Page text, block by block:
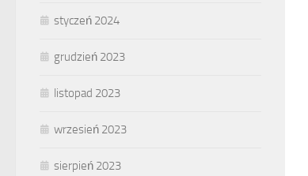
styczeń 2024
grudzień 2023
listopad 2023
wrzesień 2023
sierpień 2023